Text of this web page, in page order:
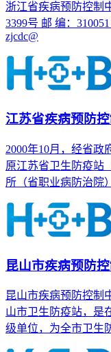
浙江省疾病预防控制
3399号 邮 编：
zjcdc@
江苏省疾病预防
2000年10月，经省政
原江苏省卫生防疫站
所（省职业病防治院
昆山市疾病预防
昆山市疾病预防控制
山市卫生防疫站，是
级单位，为全市卫生